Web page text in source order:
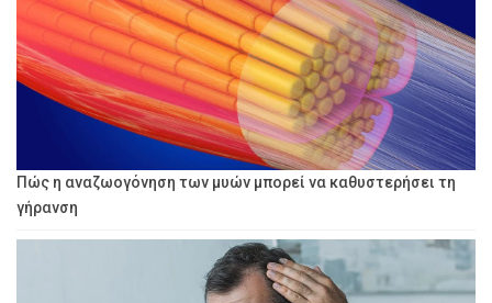
Πώς η αναζωογόνηση των μυών μπορεί να καθυστερήσει τη
γήρανση